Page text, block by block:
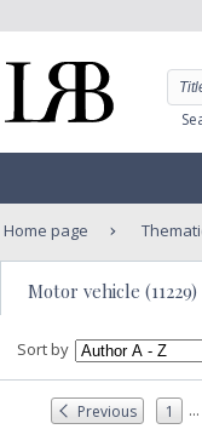
Home page
Motor vehicle (11229)
Sort by
Previous 1 ...